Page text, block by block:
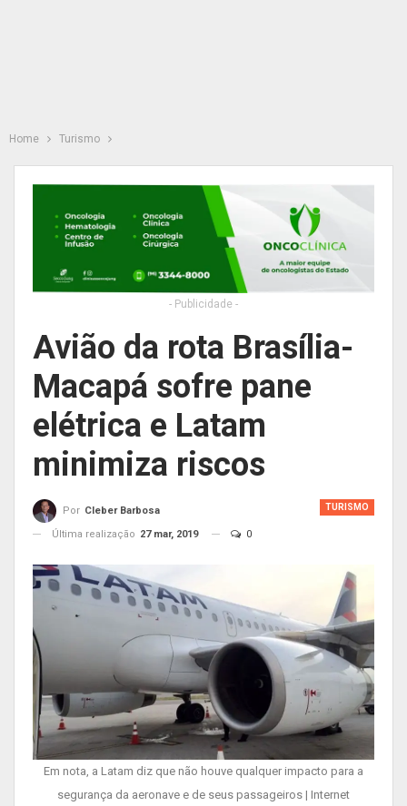
Home Turismo
- Publicidade -
Avião da rota Brasília-
Macapá sofre pane
elétrica e Latam
minimiza riscos
TURISMO
Por Cleber Barbosa
Última realização 27 mar, 2019 0
Em nota, a Latam diz que não houve qualquer impacto para a
segurança da aeronave e de seus passageiros | Internet